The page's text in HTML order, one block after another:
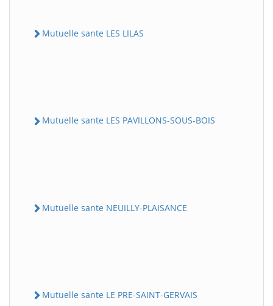
Mutuelle sante LES LILAS
Mutuelle sante LES PAVILLONS-SOUS-BOIS
Mutuelle sante NEUILLY-PLAISANCE
Mutuelle sante LE PRE-SAINT-GERVAIS